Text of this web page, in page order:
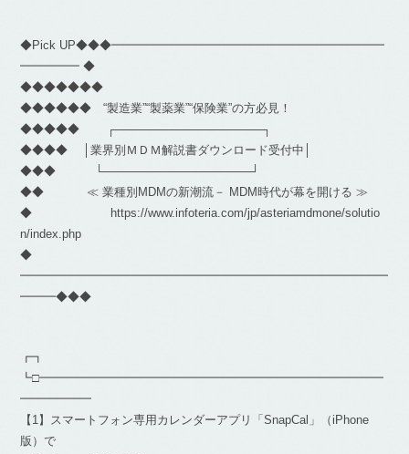
◆Pick UP◆◆◆━━━━━━━━━━━━━━━━━━━━━━━
━━━━━ ◆
◆◆◆◆◆◆◆
◆◆◆◆◆◆ “製造業”“製薬業”“保険業”の方必見！
◆◆◆◆◆ ┌──────────────────┐
◆◆◆◆ │業界別ＭＤＭ解説書ダウンロード受付中│
◆◆◆ └──────────────────┘
◆◆ ≪ 業種別MDMの新潮流－ MDM時代が幕を開ける ≫
◆ https://www.infoteria.com/jp/asteriamdmone/solutio
n/index.php
◆
━━━━━━━━━━━━━━━━━━━━━━━━━━━━━━━
━━━◆◆◆
┏┓
┗□━━━━━━━━━━━━━━━━━━━━━━━━━━━━━
━━━━━━
【1】スマートフォン専用カレンダーアプリ「SnapCal」（iPhone
版）で